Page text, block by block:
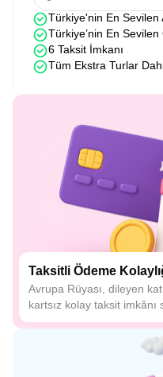
Türkiye'nin En Sevilen
Türkiye’nin En
6 Taksit İmkanı
Tüm Ekstra Turlar
Taksitli Ödeme
Avrupa Rüyası, dileyen
kartsız kolay taksit imkânı